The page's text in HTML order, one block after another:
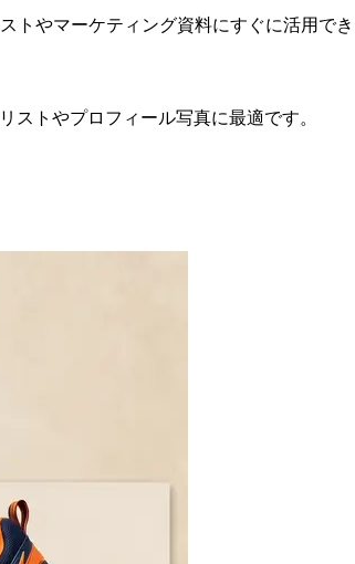
やマーケティング資料にすぐに活用でき
トやプロフィール写真に最適です。